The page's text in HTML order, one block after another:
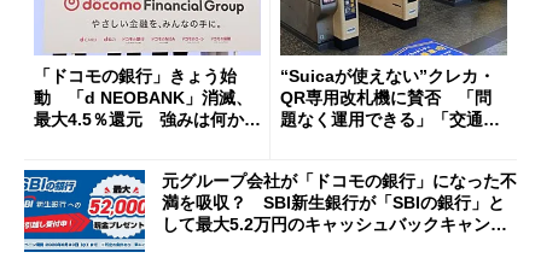
「ドコモの銀行」きょう始
動 「d NEOBANK」消滅、
最大4.5％還元 強みは何か解
“Suicaが使えない”クレカ・
QR専用改札機に賛否 「問
題なく運用できる」「交通系I
元グループ会社が「ドコモの銀行」になった不
満を吸収？ SBI新生銀行が「SBIの銀行」と
して最大5.2万円のキャッシュバックキャンペ